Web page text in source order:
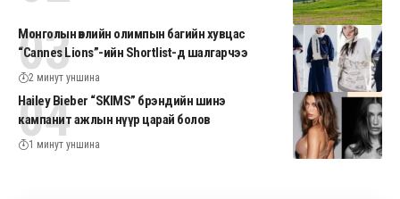
Монголын өвлийн олимпын багийн хувцас
“Cannes Lions”-ийн Shortlist-д шалгарчээ
2 минут уншина
Hailey Bieber “SKIMS” брэндийн шинэ
кампанит ажлын нүүр царай болов
1 минут уншина